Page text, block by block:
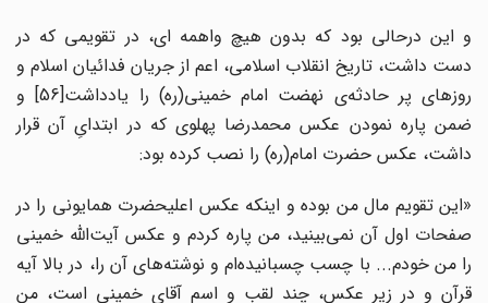
و این درحالی بود که بدون هیچ واهمه ای، در تقویمی که در
دست داشت، تاریخ انقلاب اسلامی، اعم از جریان فدائیان اسلام و
روزهای پر حادثه‌ی نهضت امام خمینی(ره) را یادداشت[56] و
ضمن پاره نمودن عکس محمدرضا پهلوی که در ابتدایِ آن قرار
داشت، عکس حضرت امام(ره) را نصب کرده بود:
«این تقویم مال من بوده و اینکه عکس اعلیحضرت همایونی را در
صفحات اول آن نمی‌بینید، من پاره کردم و عکس آیت‌الله خمینی
را من خودم... با چسب چسبانیده‌ام و نوشته‌های آن را، در بالا آیه
قرآن و در زیر عکس، چند لقب و اسم آقای خمینی است، من